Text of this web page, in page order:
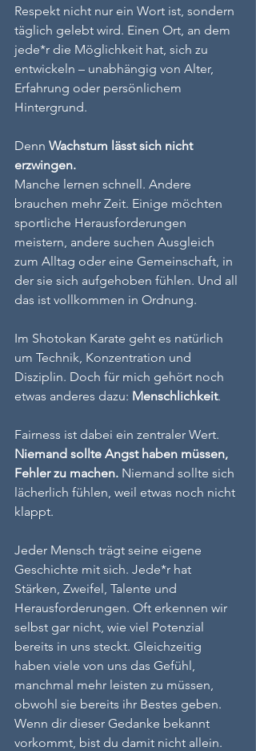
Respekt nicht nur ein Wort ist, sondern
täglich gelebt wird. Einen Ort, an dem
jede*r die Möglichkeit hat, sich zu
entwickeln – unabhängig von Alter,
Erfahrung oder persönlichem
Hintergrund.
Denn Wachstum lässt sich nicht
erzwingen.
Manche lernen schnell. Andere
brauchen mehr Zeit. Einige möchten
sportliche Herausforderungen
meistern, andere suchen Ausgleich
zum Alltag oder eine Gemeinschaft, in
der sie sich aufgehoben fühlen. Und all
das ist vollkommen in Ordnung.
Im Shotokan Karate geht es natürlich
um Technik, Konzentration und
Disziplin. Doch für mich gehört noch
etwas anderes dazu: Menschlichkeit.
Fairness ist dabei ein zentraler Wert.
Niemand sollte Angst haben müssen,
Fehler zu machen. Niemand sollte sich
lächerlich fühlen, weil etwas noch nicht
klappt.
Jeder Mensch trägt seine eigene
Geschichte mit sich. Jede*r hat
Stärken, Zweifel, Talente und
Herausforderungen. Oft erkennen wir
selbst gar nicht, wie viel Potenzial
bereits in uns steckt. Gleichzeitig
haben viele von uns das Gefühl,
manchmal mehr leisten zu müssen,
obwohl sie bereits ihr Bestes geben.
Wenn dir dieser Gedanke bekannt
vorkommt, bist du damit nicht allein.